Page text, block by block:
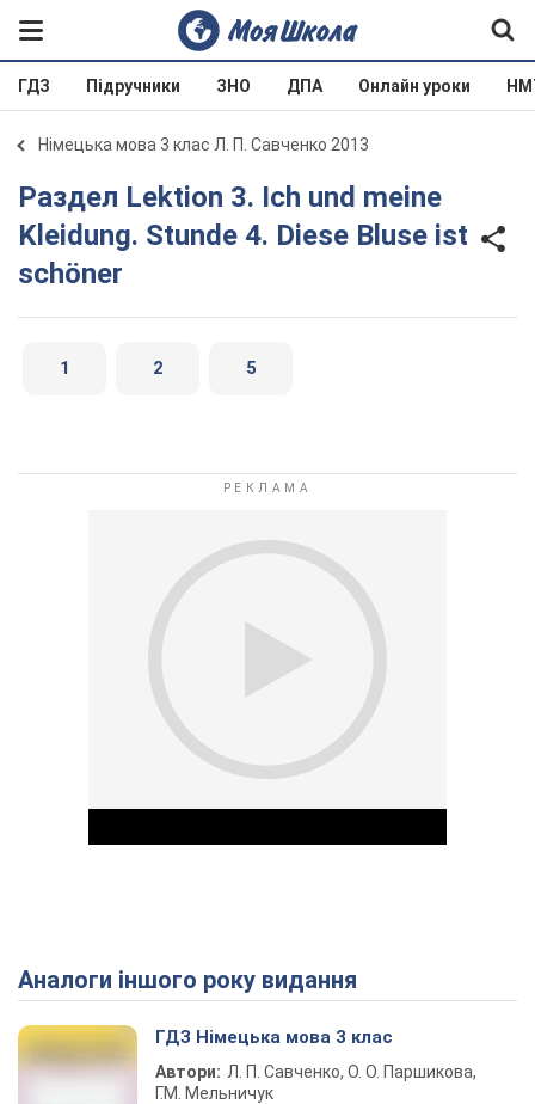
ГДЗ Підручники ЗНО ДПА Онлайн уроки
Німецька мова 3 клас Л. П. Савченко 2013
Раздел Lektion 3. Ich und meine
Kleidung. Stunde 4. Diese Bluse ist
schöner
1 2 5
Play Video
Аналоги іншого року видання
ГДЗ Німецька мова 3 клас
Автори: Л. П. Савченко, О. О. Паршикова,
Г.М. Мельничук